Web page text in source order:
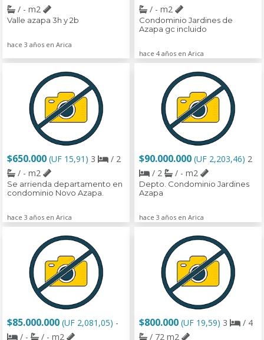
/ - m2
Valle azapa 3h y 2b
hace 3 años en Arica
/ - m2
Condominio Jardines de
Azapa gc incluido
hace 4 años en Arica
$650.000 (UF 15,91) 3
/ 2
/ - m2
Se arrienda departamento en
condominio Novo Azapa.
hace 3 años en Arica
$90.000.000 (UF 2,203,46) 2
/ 2
/ - m2
Depto. Condominio Jardines
Azapa
hace 3 años en Arica
$85.000.000 (UF 2,081,05) -
/ -
/ - m2
$800.000 (UF 19,59) 3
/ 4
/ 72 m2